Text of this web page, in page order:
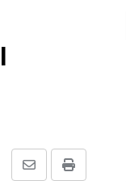
Print
Share